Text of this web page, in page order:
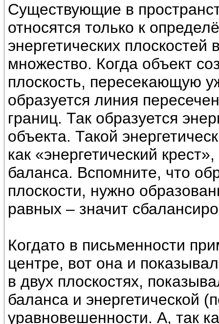
Существующие в
относятся только к
энергетических
множество. Когда объект
плоскость, пересекающую
образуется линия
границ. Так образуется
объекта. Такой
как «энергетический
баланса. Вспомните, что
плоскости, нужно
равных – значит
Когдато в письменности
центре, вот она и
в двух плоскостях,
баланса и энергетической
уравновешенности. А, так